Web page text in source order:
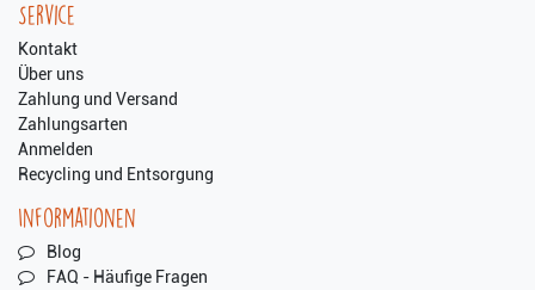
Service
Kontakt
Über uns
Zahlung und Versand
Zahlungsarten
Anmelden
Recycling und Entsorgung
Informationen
Blog
FAQ - Häufige Fragen